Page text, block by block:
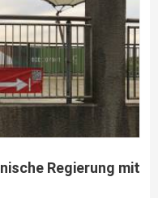
Regierung mit